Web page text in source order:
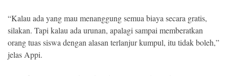
“Kalau ada yang mau menanggung semua biaya secara gratis,
silakan. Tapi kalau ada urunan, apalagi sampai memberatkan
orang tuas siswa dengan alasan terlanjur kumpul, itu tidak boleh,”
jelas Appi.